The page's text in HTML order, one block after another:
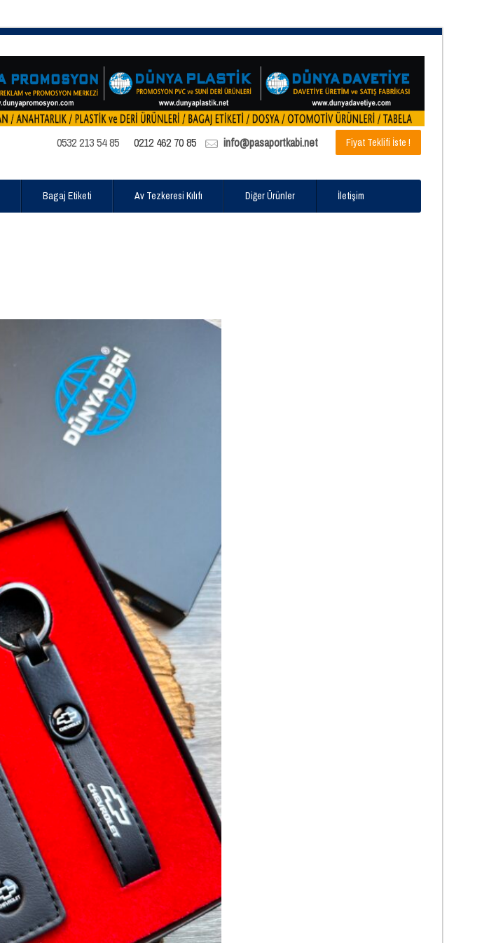
0532 213 54 85 0212 462 70 85 info@pasaportkabi.net Fiyat Teklifi İste !
Bagaj Etiketi Av Tezkeresi Kılıfı Diğer Ürünler İletişim